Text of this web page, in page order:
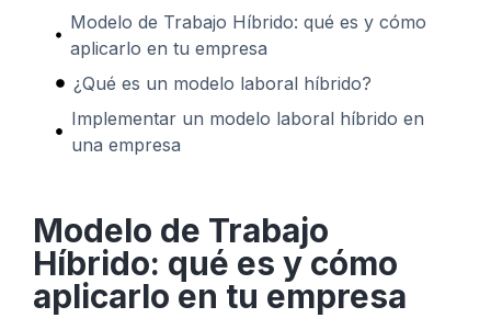
Modelo de Trabajo Híbrido: qué es y cómo
aplicarlo en tu empresa
¿Qué es un modelo laboral híbrido?
Implementar un modelo laboral híbrido en
una empresa
Modelo de Trabajo
Híbrido: qué es y cómo
aplicarlo en tu empresa